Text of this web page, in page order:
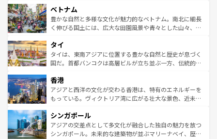
参照してほしい。
容にもいいと評判のスイーツなど、バラエティ豊かな料理
が味わえる。 なお、新着の台湾情報は コンテンツ一覧を参
照してほしい。
き、地方に足を延ばせば四季折々の自然美を楽しむことが
できる。そして、キムチや焼肉、絶品のストリートフード
まで、さまざまな韓国料理が待っている。夜には、韓国な
リティに包まれながら、韓国の多彩な魅力を心ゆくまで味
わってみてほしい。 なお、新着の韓国情報はコンテンツ一
覧を参照してほしい。
ベトナム
豊かな自然と多様な文化が魅力的なベトナム。南北に細長
く伸びる国土には、広大な田園風景や青々とした山々、世
急速な発展と共に伝統が息づく。ハノイの古い町並みやホ
ーチミン市のフランス統治時代の建物も、独特の雰囲気を
醸し出している。また、バラエティの豊かさとおいしさで
とつ。フォーやバインミー、ベトナムコーヒーなどは、ぜ
ひ現地で味わいたい。どの地域を訪れてもあたたかい人々
が旅行者を迎えてくれるので、きっと忘れられない旅にな
参照してほしい。
タイ
タイは、東南アジアに位置する豊かな自然と歴史が息づく
国だ。首都バンコクは高層ビルが立ち並ぶ一方、伝統的な
の活気が交差している。北部ではチェンマイなどの山岳地
帯で自然と触れ合い、南部ではプーケットやクラビの美し
いビーチでリゾート気分を楽しむことができる。タイ料理
激する。気候は一年中温暖で、どの季節にも異なる楽しみ
が待っている。親しみやすいタイの人々、仏教を中心とし
た文化、そして多様な観光資源が、訪れる旅人を魅了し続
香港
アジアと西洋の文化が交わる香港は、特有のエネルギーを
もっている。ヴィクトリア湾に広がる壮大な景色、近未来
み、どこを訪れても感動するはず。観光スポットが密集し
ており、効率よく見どころを回れるのも魅力。息をのむよ
うな絶景から文化的な体験まで、香港を存分に楽しみ尽く
シンガポール
アジアの交差点として多文化が融合した独自の魅力を放つ
シンガポール。未来的な建築物が並ぶマリーナベイ、歴史